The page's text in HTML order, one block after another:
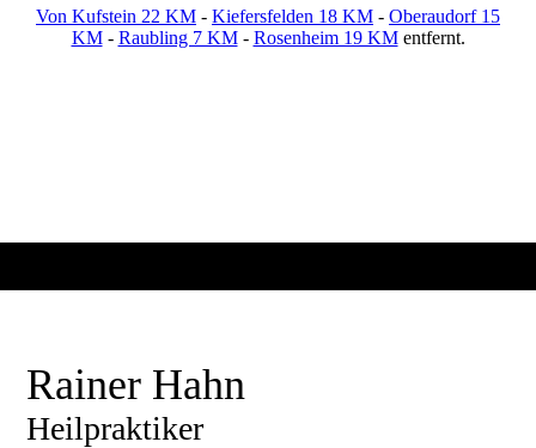
Von Kufstein 22 KM - Kiefersfelden 18 KM - Oberaudorf 15
KM- Raubling 7 KM- Rosenheim 19 KMentfernt.
Rainer Hahn
Heilpraktiker